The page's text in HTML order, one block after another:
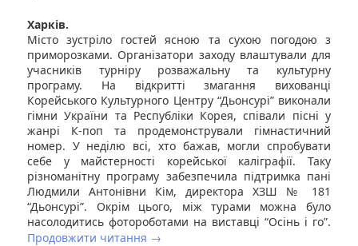
Харків.
Місто зустріло гостей ясною та сухою погодою з
приморозками. Організатори заходу влаштували для
учасників турніру розважальну та культурну
програму. На відкритті змагання вихованці
Корейського Культурного Центру “Дьонсурі” виконали
гімни України та Республіки Корея, співали пісні у
жанрі К-поп та продемонстрували гімнастичний
номер. У неділю всі, хто бажав, могли спробувати
себе у майстерності корейської каліграфії. Таку
різноманітну програму забезпечила підтримка пані
Людмили Антонівни Кім, директора ХЗШ № 181
“Дьонсурі”. Окрім цього, між турами можна було
насолодитись фотороботами на виставці “Осінь і го”.
Продовжити читання →